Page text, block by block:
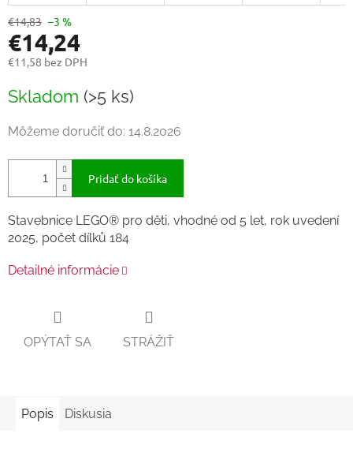
€14,83 –3 %
€14,24
€11,58 bez DPH
cena:
Skladom (>5 ks)
Môžeme doručiť do: 14.8.2026
Pridať do košíka
Stavebnice LEGO® pro děti, vhodné od 5 let, rok uvedení
2025, počet dílků 184
Detailné informácie
OPÝTAŤ SA STRÁŽIŤ
Popis Diskusia